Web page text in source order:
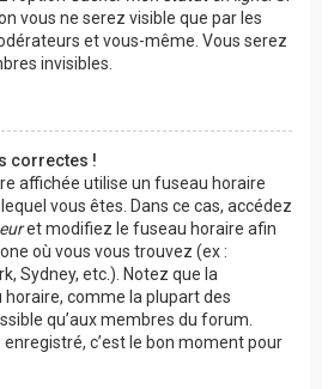
vous ne serez visible que par les
et vous-même. Vous serez
invisibles.
correctes !
affichée utilise un fuseau horaire
vous êtes. Dans ce cas, accédez
et modifiez le fuseau horaire afin
où vous vous trouvez (ex :
Sydney, etc.). Notez que la
comme la plupart des
qu’aux membres du forum.
enregistré, c’est le bon moment pour